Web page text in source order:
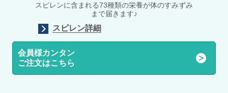
スピレンに含まれる73種類の栄養が体のすみずみ
まで届きます♪
スピレン詳細
会員様カンタン
ご注文はこちら